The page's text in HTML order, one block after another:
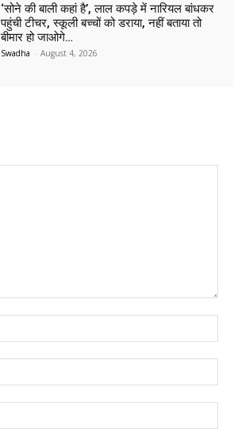
‘सोने की बाली कहां है’, लाल कपड़े में नारियल बांधकर
पहुंची टीचर, स्कूली बच्चों को डराया, नहीं बताया तो
बीमार हो जाओगे…
Swadha - August 4, 2026